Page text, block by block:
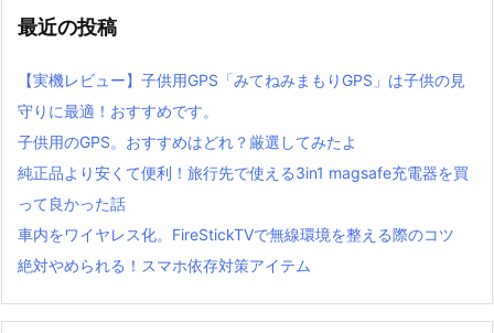
最近の投稿
【実機レビュー】子供用GPS「みてねみまもりGPS」は子供の見
守りに最適！おすすめです。
子供用のGPS。おすすめはどれ？厳選してみたよ
純正品より安くて便利！旅行先で使える3in1 magsafe充電器を買
って良かった話
車内をワイヤレス化。FireStickTVで無線環境を整える際のコツ
絶対やめられる！スマホ依存対策アイテム